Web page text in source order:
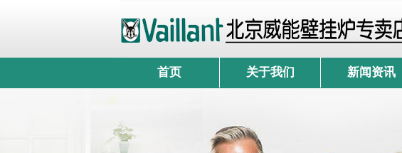
首页 关于我们 新闻资讯